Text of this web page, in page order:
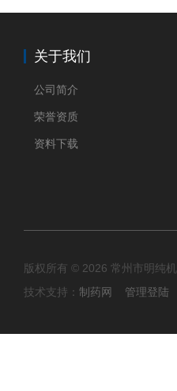
关于我们
公司简介
荣誉资质
资料下载
版权所有 © 2026 常州市明纯
技术支持： 制药网 管理登陆